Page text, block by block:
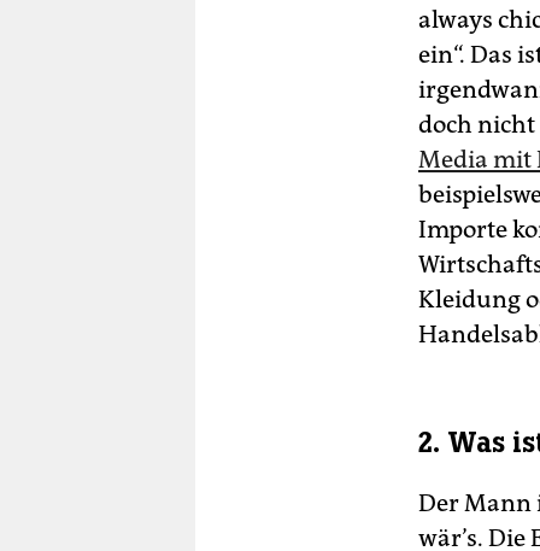
always
ein“. Das
doch nicht
Media mit
Importe
Kleidung
2. Was
Der Mann
wär’s.